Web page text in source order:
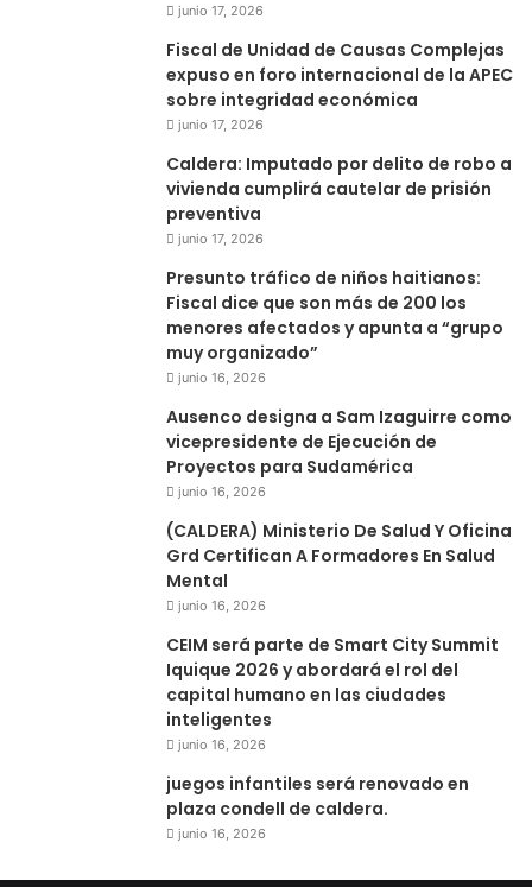
junio 17, 2026
Fiscal de Unidad de Causas Complejas
expuso en foro internacional de la APEC
sobre integridad económica
junio 17, 2026
Caldera: Imputado por delito de robo a
vivienda cumplirá cautelar de prisión
preventiva
junio 17, 2026
Presunto tráfico de niños haitianos:
Fiscal dice que son más de 200 los
menores afectados y apunta a “grupo
muy organizado”
junio 16, 2026
Ausenco designa a Sam Izaguirre como
vicepresidente de Ejecución de
Proyectos para Sudamérica
junio 16, 2026
(CALDERA) Ministerio De Salud Y Oficina
Grd Certifican A Formadores En Salud
Mental
junio 16, 2026
CEIM será parte de Smart City Summit
Iquique 2026 y abordará el rol del
capital humano en las ciudades
inteligentes
junio 16, 2026
juegos infantiles será renovado en
plaza condell de caldera.
junio 16, 2026